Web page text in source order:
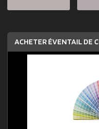
ACHETER ÉVENTAIL DE